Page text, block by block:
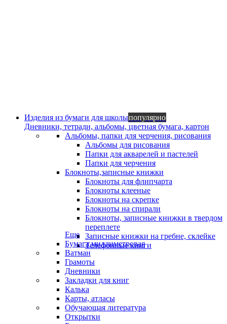
Изделия из бумаги для школыпопулярно
Дневники, тетради, альбомы, цветная бумага, картон
Альбомы, папки для черчения, рисования
Альбомы для рисования
Папки для акварелей и пастелей
Папки для черчения
Блокноты,записные книжки
Блокноты для флипчарта
Блокноты клееные
Блокноты на скрепке
Блокноты на спирали
Блокноты, записные книжки в твердом
переплете
Записные книжки на гребне, склейке
Телефонные книги
Еще
Бумага миллиметровая
Ватман
Грамоты
Дневники
Закладки для книг
Калька
Карты, атласы
Обучающая литература
Открытки